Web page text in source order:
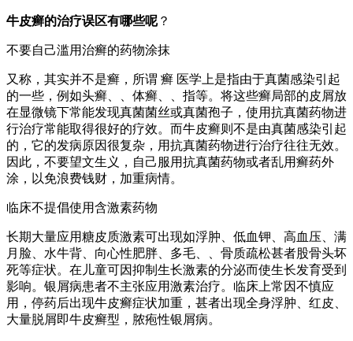
牛皮癣的治疗误区有哪些呢？
不要自己滥用治癣的药物涂抹
又称，其实并不是癣，所谓 癣 医学上是指由于真菌感染引起
的一些，例如头癣、、体癣、、指等。将这些癣局部的皮屑放
在显微镜下常能发现真菌菌丝或真菌孢子，使用抗真菌药物进
行治疗常能取得很好的疗效。而牛皮癣则不是由真菌感染引起
的，它的发病原因很复杂，用抗真菌药物进行治疗往往无效。
因此，不要望文生义，自己服用抗真菌药物或者乱用癣药外
涂，以免浪费钱财，加重病情。
临床不提倡使用含激素药物
长期大量应用糖皮质激素可出现如浮肿、低血钾、高血压、满
月脸、水牛背、向心性肥胖、多毛、、骨质疏松甚者股骨头坏
死等症状。在儿童可因抑制生长激素的分泌而使生长发育受到
影响。银屑病患者不主张应用激素治疗。临床上常因不慎应
用，停药后出现牛皮癣症状加重，甚者出现全身浮肿、红皮、
大量脱屑即牛皮癣型，脓疱性银屑病。